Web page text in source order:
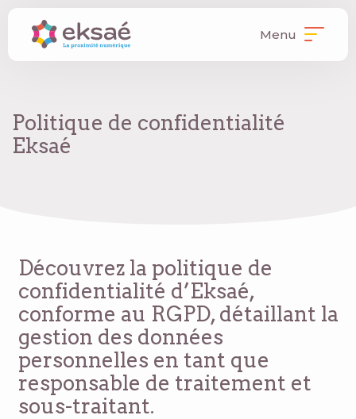
Menu
Politique de confidentialité
Eksaé
Découvrez la politique de
confidentialité d’Eksaé,
conforme au RGPD, détaillant la
gestion des données
personnelles en tant que
responsable de traitement et
sous-traitant.